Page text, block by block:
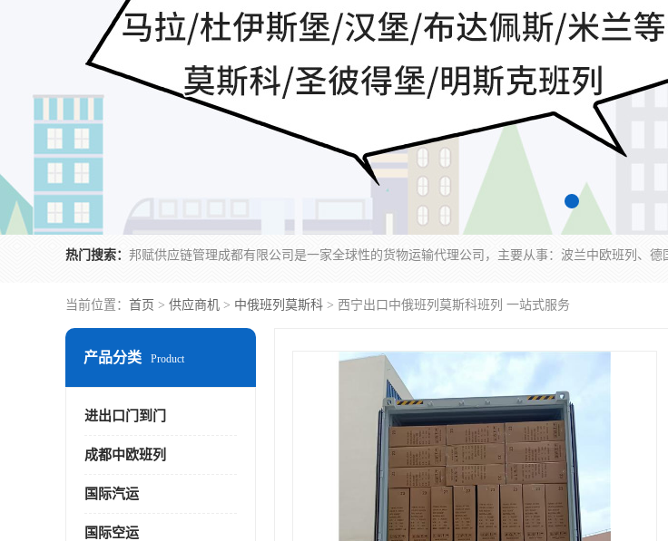
热门搜索：
当前位置： 首页 > 供应商机 > 中俄班列莫斯科 > 西宁出口中俄班列莫斯科班列 一站式服务
产品分类 Product
进出口门到门
成都中欧班列
国际汽运
国际空运